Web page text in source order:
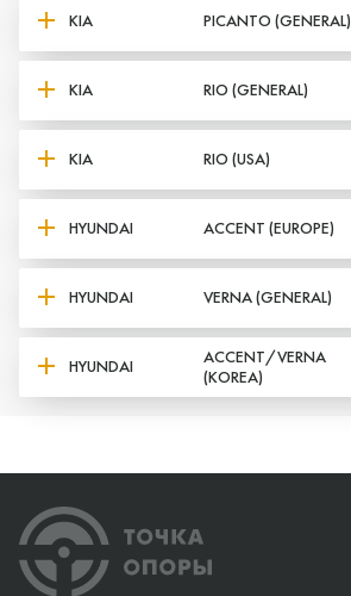
KIA PICANTO (GENERAL)
KIA RIO (GENERAL)
KIA RIO (USA)
HYUNDAI ACCENT (EUROPE)
HYUNDAI VERNA (GENERAL)
HYUNDAI
ACCENT/VERNA
(KOREA)